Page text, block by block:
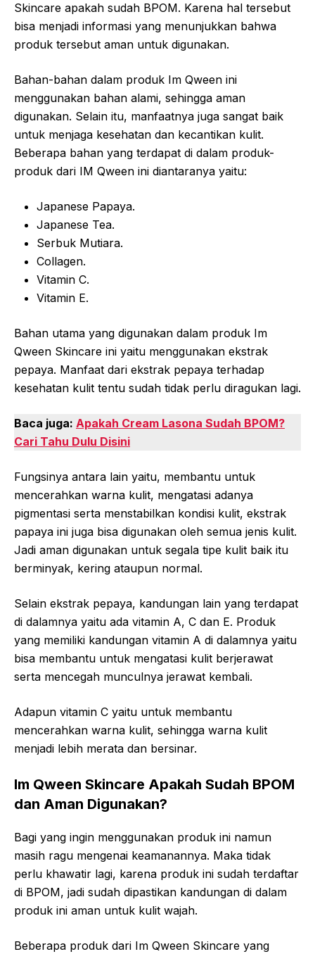
Skincare apakah sudah BPOM. Karena hal tersebut
bisa menjadi informasi yang menunjukkan bahwa
produk tersebut aman untuk digunakan.
Bahan-bahan dalam produk Im Qween ini
menggunakan bahan alami, sehingga aman
digunakan. Selain itu, manfaatnya juga sangat baik
untuk menjaga kesehatan dan kecantikan kulit.
Beberapa bahan yang terdapat di dalam produk-
produk dari IM Qween ini diantaranya yaitu:
Japanese Papaya.
Japanese Tea.
Serbuk Mutiara.
Collagen.
Vitamin C.
Vitamin E.
Bahan utama yang digunakan dalam produk Im
Qween Skincare ini yaitu menggunakan ekstrak
pepaya. Manfaat dari ekstrak pepaya terhadap
kesehatan kulit tentu sudah tidak perlu diragukan lagi.
Baca juga: Apakah Cream Lasona Sudah BPOM?
Cari Tahu Dulu Disini
Fungsinya antara lain yaitu, membantu untuk
mencerahkan warna kulit, mengatasi adanya
pigmentasi serta menstabilkan kondisi kulit, ekstrak
papaya ini juga bisa digunakan oleh semua jenis kulit.
Jadi aman digunakan untuk segala tipe kulit baik itu
berminyak, kering ataupun normal.
Selain ekstrak pepaya, kandungan lain yang terdapat
di dalamnya yaitu ada vitamin A, C dan E. Produk
yang memiliki kandungan vitamin A di dalamnya yaitu
bisa membantu untuk mengatasi kulit berjerawat
serta mencegah munculnya jerawat kembali.
Adapun vitamin C yaitu untuk membantu
mencerahkan warna kulit, sehingga warna kulit
menjadi lebih merata dan bersinar.
Im Qween Skincare Apakah Sudah BPOM
dan Aman Digunakan?
Bagi yang ingin menggunakan produk ini namun
masih ragu mengenai keamanannya. Maka tidak
perlu khawatir lagi, karena produk ini sudah terdaftar
di BPOM, jadi sudah dipastikan kandungan di dalam
produk ini aman untuk kulit wajah.
Beberapa produk dari Im Qween Skincare yang